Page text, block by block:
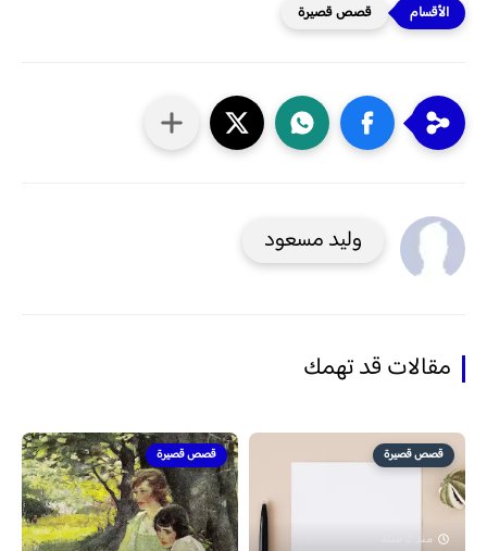
قصص قصيرة
وليد مسعود
مقالات قد تهمك
قصص قصيرة
منذ 2 سنة
قصص قصيرة